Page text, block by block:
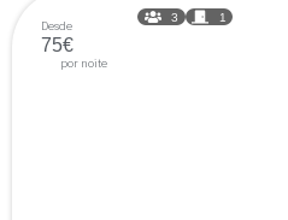
Desde
75€
por noite
3 1